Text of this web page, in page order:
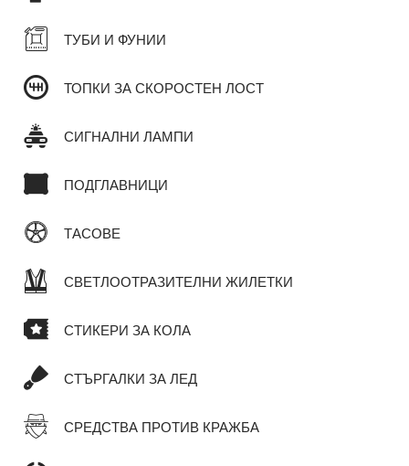
ТУБИ И ФУНИИ
ТОПКИ ЗА СКОРОСТЕН ЛОСТ
СИГНАЛНИ ЛАМПИ
ПОДГЛАВНИЦИ
ТАСОВЕ
СВЕТЛООТРАЗИТЕЛНИ ЖИЛЕТКИ
СТИКЕРИ ЗА КОЛА
СТЪРГАЛКИ ЗА ЛЕД
СРЕДСТВА ПРОТИВ КРАЖБА